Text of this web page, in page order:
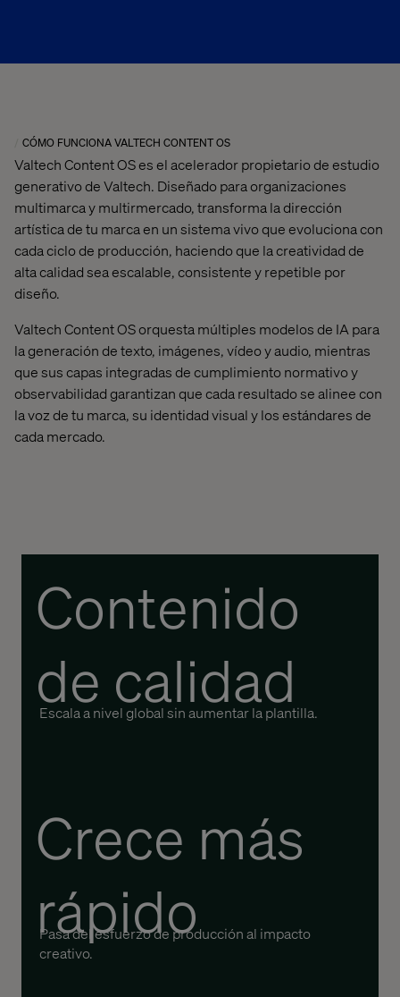
CÓMO FUNCIONA VALTECH CONTENT OS
Valtech Content OS es el acelerador propietario de estudio
generativo de Valtech. Diseñado para organizaciones
multimarca y multirmercado, transforma la dirección
artística de tu marca en un sistema vivo que evoluciona con
cada ciclo de producción, haciendo que la creatividad de
alta calidad sea escalable, consistente y repetible por
diseño.
Valtech Content OS orquesta múltiples modelos de IA para
la generación de texto, imágenes, vídeo y audio, mientras
que sus capas integradas de cumplimiento normativo y
observabilidad garantizan que cada resultado se alinee con
la voz de tu marca, su identidad visual y los estándares de
cada mercado.
Contenido
de calidad
Escala a nivel global sin aumentar la plantilla.
Crece más
rápido
Pasa del esfuerzo de producción al impacto
creativo.